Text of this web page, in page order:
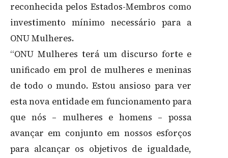
reconhecida pelos Estados-Membros como
investimento mínimo necessário para a
ONU Mulheres.
“ONU Mulheres terá um discurso forte e
unificado em prol de mulheres e meninas
de todo o mundo. Estou ansioso para ver
esta nova entidade em funcionamento para
que nós – mulheres e homens – possa
avançar em conjunto em nossos esforços
para alcançar os objetivos de igualdade,